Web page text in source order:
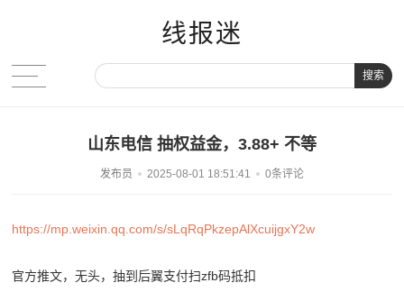
线报迷
搜索
山东电信 抽权益金，3.88+ 不等
发布员 2025-08-01 18:51:41 0条评论
https://mp.weixin.qq.com/s/sLqRqPkzepAlXcuijgxY2w
官方推文，无头，抽到后翼支付扫zfb码抵扣